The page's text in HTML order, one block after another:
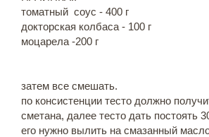
томатный соус - 400 г
докторская колбаса - 100 г
моцарела -200 г
затем все смешать.
по консистенции тесто должно
сметана, далее тесто дать постоять
его нужно вылить на смазанный